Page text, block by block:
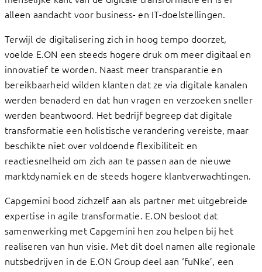
alleen aandacht voor business- en IT-doelstellingen.
Terwijl de digitalisering zich in hoog tempo doorzet,
voelde E.ON een steeds hogere druk om meer digitaal en
innovatief te worden. Naast meer transparantie en
bereikbaarheid wilden klanten dat ze via digitale kanalen
werden benaderd en dat hun vragen en verzoeken sneller
werden beantwoord. Het bedrijf begreep dat digitale
transformatie een holistische verandering vereiste, maar
beschikte niet over voldoende flexibiliteit en
reactiesnelheid om zich aan te passen aan de nieuwe
marktdynamiek en de steeds hogere klantverwachtingen.
Capgemini bood zichzelf aan als partner met uitgebreide
expertise in agile transformatie. E.ON besloot dat
samenwerking met Capgemini hen zou helpen bij het
realiseren van hun visie. Met dit doel namen alle regionale
nutsbedrijven in de E.ON Group deel aan ‘fuNke’, een